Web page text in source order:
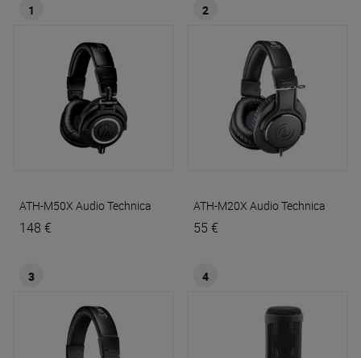
1
ATH-M50X Audio Technica
148 €
2
ATH-M20X Audio Technica
55 €
3 4